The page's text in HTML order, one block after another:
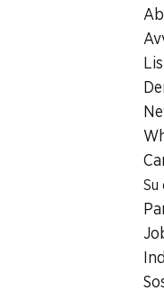
Su
Alle
Orari di